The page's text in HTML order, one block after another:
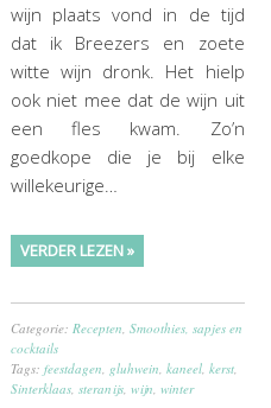
wijn plaats vond in de tijd
dat ik Breezers en zoete
witte wijn dronk. Het hielp
ook niet mee dat de wijn uit
een fles kwam. Zo’n
goedkope die je bij elke
willekeurige…
VERDER LEZEN »
Categorie: Recepten ,Smoothies, sapjes en
cocktails
Tags:feestdagen gluhwein ,kaneel ,kerst
Sinterklaas ,steranijs ,wijn ,winter